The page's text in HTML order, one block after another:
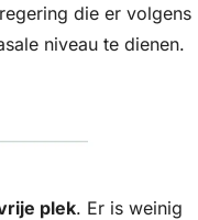
die er volgens
niveau te dienen.
plek. Er is weinig